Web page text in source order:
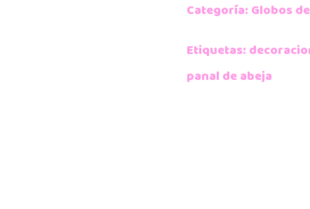
Categoría: Globos
Etiquetas:
panal de abeja